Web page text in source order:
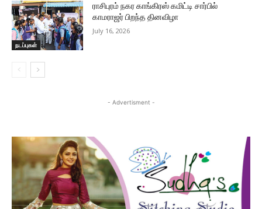
நடப்புகள்
ராசிபுரம் நகர காங்கிரஸ் கமிட்டி சார்பில்
காமராஜர் பிறந்த தினவிழா
July 16, 2026
- Advertisment -